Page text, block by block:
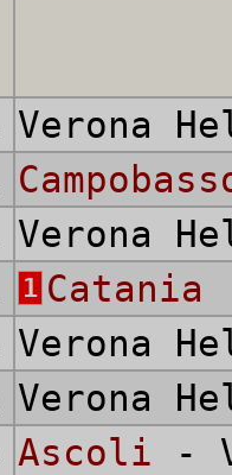
Verona
Verona
1 Catania
Verona
Verona
Ascoli -